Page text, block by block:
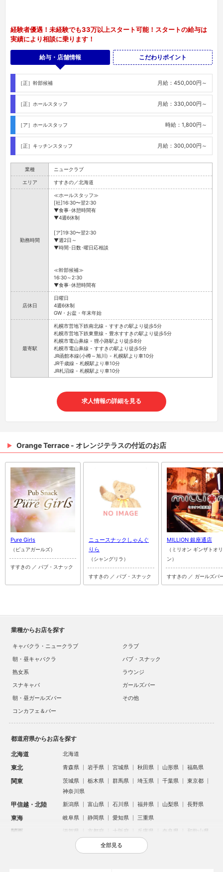
経験者優遇！未経験でも33万以上スタート可能！スタートの給与は
実績により相談に乗ります！
給与・店舗情報 こだわりポイント
［正］幹部候補 月給：450,000円～
［正］ホールスタッフ 月給：330,000円～
［ア］ホールスタッフ 時給：1,800円～
［正］キッチンスタッフ 月給：300,000円～
業種 ニュークラブ
エリア すすきの／北海道
勤務時間
≪ホールスタッフ≫
[社]16:30〜翌2:30
▼食事･休憩時間有
▼4週6休制
[ア]19:30〜翌2:30
▼週2日～
▼時間･日数･曜日応相談
≪幹部候補≫
16:30～2:30
▼食事･休憩時間有
店休日
日曜日
4週6休制
GW・お盆・年末年始
最寄駅
札幌市営地下鉄南北線 - すすきの駅より徒歩5分
札幌市営地下鉄東豊線 - 豊水すすきの駅より徒歩5分
札幌市電山鼻線 - 狸小路駅より徒歩8分
札幌市電山鼻線 - すすきの駅より徒歩5分
JR函館本線(小樽～旭川) - 札幌駅より車10分
JR千歳線 - 札幌駅より車10分
JR札沼線 - 札幌駅より車10分
求人情報の詳細を見る
Orange Terrace - オレンジテラスの付近のお店
Pure Girls
（ピュアガールズ）
すすきの ／ パブ・スナック
ニュースナックしゃんぐ
りら
（シャングリラ）
すすきの ／ パブ・スナック
MILLION 銀座通店
（ミリオン ギンザトオ
ン）
すすきの ／ ガールズバ
業種からお店を探す
キャバクラ・ニュークラブ
クラブ
朝・昼キャバクラ
パブ・スナック
熟女系
ラウンジ
スナキャバ
ガールズバー
朝・昼ガールズバー
その他
コンカフェ＆バー
都道府県からお店を探す
北海道 北海道
東北 青森県 岩手県 宮城県 秋田県 山形県 福島県
関東 茨城県 栃木県 群馬県 埼玉県 千葉県
東京都
神奈川県
甲信越・北陸 新潟県 富山県 石川県 福井県 山梨県 長野県
東海 岐阜県 静岡県 愛知県 三重県
関西 滋賀県 京都府 大阪府 兵庫県 奈良県 和歌山県
鳥取県 島根県 岡山県 広島県
全部見る